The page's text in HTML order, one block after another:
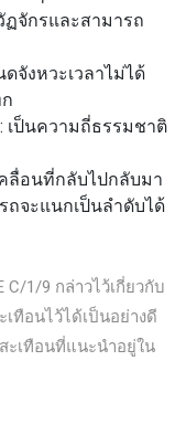
ฏจักรและสามารถ
จังหวะเวลาไม่ได้
เป็นความถี่ธรรมชาติ
ลื่อนที่กลับไปกลับมา
ถจะแนกเป็นลำดับได้
C/1/9 กล่าวไว้เกี่ยวกับ
เทือนไว้ได้เป็นอย่างดี
ะเทือนที่แนะนำอยู่ใน